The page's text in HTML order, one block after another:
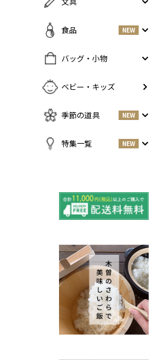
グラス・タンブラー
NEW
トレイ・コースター・鍋しき
お弁当グッズ
ポット・鉄瓶
保存容器
その他キッチンツール
美容ケア
NEW
香・ろうそく
すべての商品をみる
PCアクセサリー
食品 NEW
すべての商品を見る
コーヒー NEW
NEW
バッグ・小物
すべての商品をみる
名刺入れ・カードケース
ベビー・キッズ
季節の道具 NEW
すべての商品をみる
秋
特集一覧 NEW
よくある質問〈ほうき
全般〉
NEW
方
棕櫚箒と江戸箒の違い NEW
江戸箒の特徴 NEW
棕櫚箒の特徴 NEW
箒で見直す暮らしの基
準
NEW